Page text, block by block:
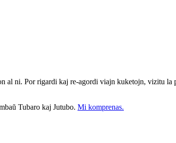
al ni. Por rigardi kaj re-agordi viajn kuketojn, vizitu la
Tubaro kaj Jutubo. Mi komprenas.